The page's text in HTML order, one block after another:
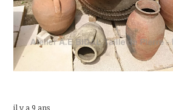
il y a 9 ans